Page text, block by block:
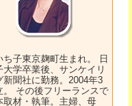
ち子東京麹町生まれ。 日
大学卒業後、サンケイリ
新聞社に勤務。2004年3
。 その後フリーランスで
取材・執筆。主婦、母